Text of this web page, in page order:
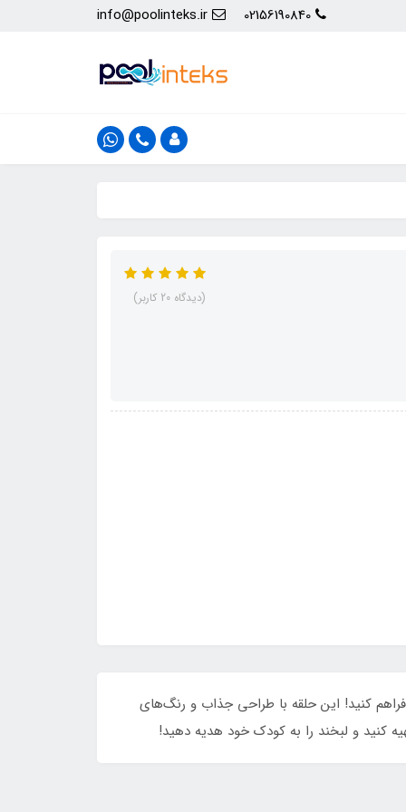
02156190840
info@poolinteks.ir
(دیدگاه 20 کاربر)
فراهم کنید! این حلقه با طراحی جذاب و رنگ‌های
کنید و لبخند را به کودک خود هدیه دهید!